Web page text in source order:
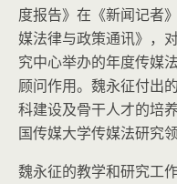
度报告》在《新闻记者
媒法律与政策通讯》，
究中心举办的年度传媒
顾问作用。魏永征付出
科建设及骨干人才的培
国传媒大学传媒法研究
魏永征的教学和研究工